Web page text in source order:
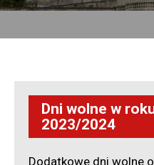
Procedury
szkół
Rekrutacja
-
Dni wolne w
2023/2024
Dodatkowe dni wolne